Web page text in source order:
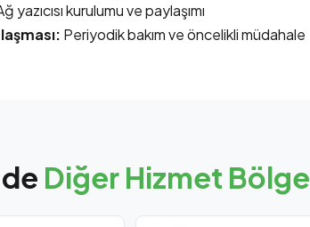
yazıcısı kurulumu ve paylaşımı
Periyodik bakım ve öncelikli müdahale
Diğer Hizmet